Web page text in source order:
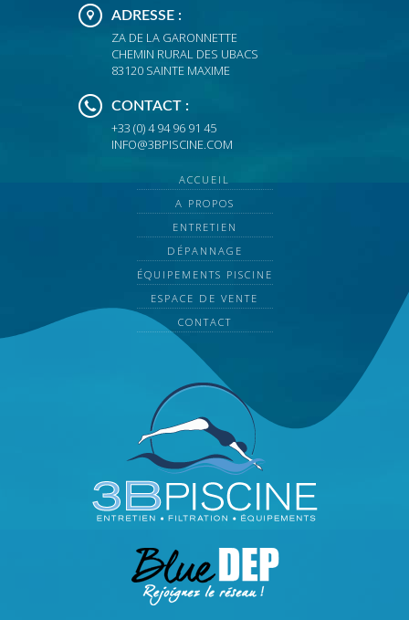
ADRESSE :
ZA DE LA GARONNETTE
CHEMIN RURAL DES UBACS
83120 SAINTE MAXIME
CONTACT :
+33 (0) 4 94 96 91 45
INFO@3BPISCINE.COM
ACCUEIL
A PROPOS
ENTRETIEN
DÉPANNAGE
ÉQUIPEMENTS PISCINE
ESPACE DE VENTE
CONTACT